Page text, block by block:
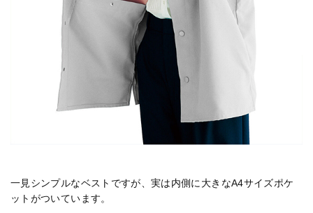
一見シンプルなベストですが、実は内側に大きなA4サイズポケ
ットがついています。